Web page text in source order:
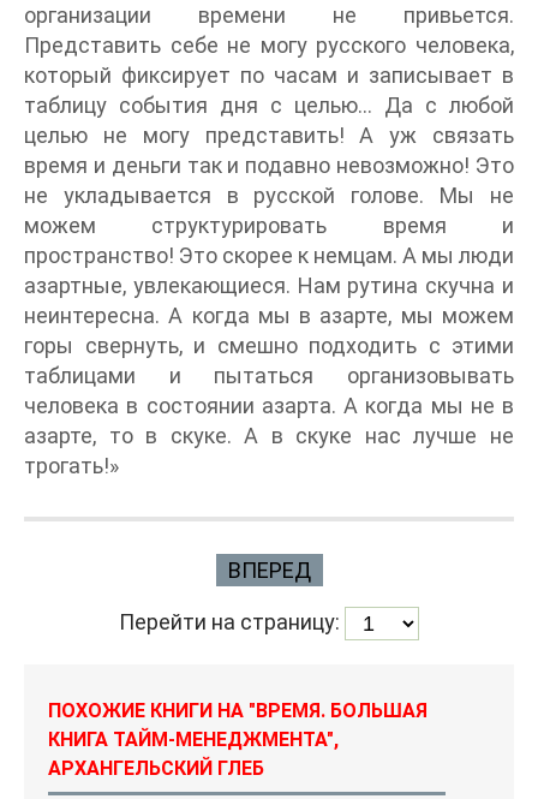
организации времени не привьется.
Представить себе не могу русского человека,
который фиксирует по часам и записывает в
таблицу события дня с целью… Да с любой
целью не могу представить! А уж связать
время и деньги так и подавно невозможно! Это
не укладывается в русской голове. Мы не
можем структурировать время и
пространство! Это скорее к немцам. А мы люди
азартные, увлекающиеся. Нам рутина скучна и
неинтересна. А когда мы в азарте, мы можем
горы свернуть, и смешно подходить с этими
таблицами и пытаться организовывать
человека в состоянии азарта. А когда мы не в
азарте, то в скуке. А в скуке нас лучше не
трогать!»
ВПЕРЕД
Перейти на страницу:
ПОХОЖИЕ КНИГИ НА "ВРЕМЯ. БОЛЬШАЯ
КНИГА ТАЙМ-МЕНЕДЖМЕНТА",
АРХАНГЕЛЬСКИЙ ГЛЕБ